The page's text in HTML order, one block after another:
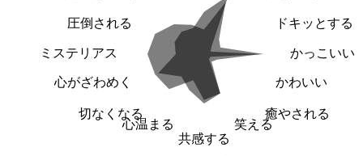
ドキッとする
かっこいい
かわいい
癒やされる
笑える
共感する
心温まる
切なくなる
心がざわめく
ミステリアス
圧倒される